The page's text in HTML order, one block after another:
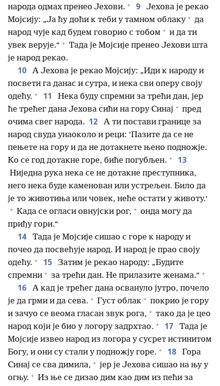
народа одмах пренео Јехови. + 9
Јехова је рекао
Мојсију: „Ја ћу доћи к теби у тамном облаку + да
народ чује кад будем говорио с тобом + и да ти
увек верује.“ + Тада је Мојсије пренео Јехови шта
је народ рекао.
10
А Јехова је рекао Мојсију: „Иди к народу и
посвети га данас и сутра, и нека сви оперу своју
одећу. + 11
Нека буду спремни за трећи дан, јер
ће трећег дана Јехова сићи на гору Синај + пред
очима свег народа. 12
А ти постави границе за
народ свуда унаоколо и реци: ’Пазите да се не
пењете на гору и да не дотакнете њено подножје.
Ко се год дотакне горе, биће погубљен. + 13
Ниједна рука нека се не дотакне преступника,
него нека буде каменован или устрељен. Било да
је то животиња или човек, неће остати у животу.‘
+ Када се огласи овнујски рог, + онда могу да
приђу гори.“
14
Тада је Мојсије сишао с горе к народу и
почео да посвећује народ. И народ је прао своју
одећу. + 15
Затим је рекао народу: „Будите
спремни + за трећи дан. Не прилазите женама.“ +
16
А кад је трећег дана освануло јутро, почело
је да грми и да сева. + Густ облак + покрио је гору
и зачуо се веома гласан звук рога, + тако да је цео
народ који је био у логору задрхтао. + 17
Тада је
Мојсије извео народ из логора у сусрет истинитом
Богу, и они су стали у подножју горе. + 18
Гора
Синај се сва димила, + јер је Јехова сишао на њу у
огњу. + Из ње се дизао дим као дим из пећи за